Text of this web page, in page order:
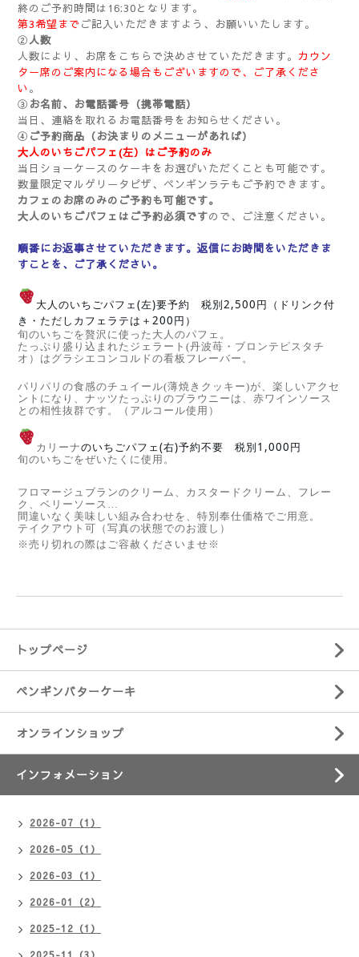
終のご予約時間は16:30となります。
第3希望まで ご記入いただきますよう、お願いいたします。
②人数
人数により、お席をこちらで決めさせていただきます。 カウン
ター席のご案内になる場合もございますので、ご了承くださ
い 。
③ お名前、お電話番号（携帯電話）
当日、連絡を取れるお電話番号をお知らせください。
④ ご予約商品（お決まりのメニューがあれば）
大人のいちごパフェ(左） はご予約のみ
当日ショーケースのケーキをお選びいただくことも可能です。
数量限定マルゲリータピザ、ペンギンラテもご予約できます。
カフェのお席のみのご予約も可能です。
大人のいちごパフェはご予約必須ですので、ご注意ください。
順番にお返事させていただきます。返信にお時間をいただきま
すことを、ご了承ください。
大人のいちごパフェ(左)要予約 税別2,500円（ドリンク付
き・ただしカフェラテは＋200円）
旬のいちごを贅沢に使った大人のパフェ。
たっぷり盛り込まれたジェラート(丹波苺・ブロンテピスタチ
オ）はグラシエコンコルドの看板フレーバー。
パリパリの食感のチュイール(薄焼きクッキー)が、楽しいアクセ
ントになり、ナッツたっぷりのブラウニーは、赤ワインソース
との相性抜群です。（アルコール使用）
カリーナのいちごパフェ(右)予約不要 税別1,000円
旬のいちごをぜいたくに使用。
フロマージュブランのクリーム、カスタードクリーム、フレー
ク、ベリーソース…
間違いなく美味しい組み合わせを、特別奉仕価格でご用意。
テイクアウト可（写真の状態でのお渡し）
※売り切れの際はご容赦くださいませ※
トップページ
ペンギンバターケーキ
オンラインショップ
インフォメーション
2026-07（1）
2026-05（1）
2026-03（1）
2026-01（2）
2025-12（1）
2025-11（3）